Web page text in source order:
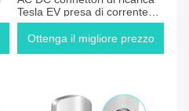
Tesla EV presa di corrente
Tesla
Ottenga il migliore prezzo